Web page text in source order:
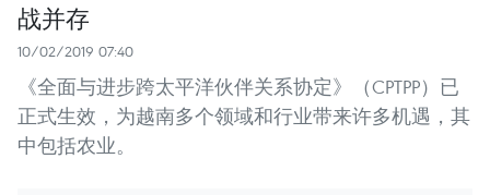
战并存
10/02/2019 07:40
《全面与进步跨太平洋伙伴关系协定》（CPTPP）已
正式生效，为越南多个领域和行业带来许多机遇，其
中包括农业。